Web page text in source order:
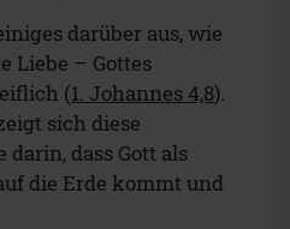
darüber aus, wie
Liebe – Gottes
(1. Johannes 4,8).
sich diese
dass Gott als
die Erde kommt und